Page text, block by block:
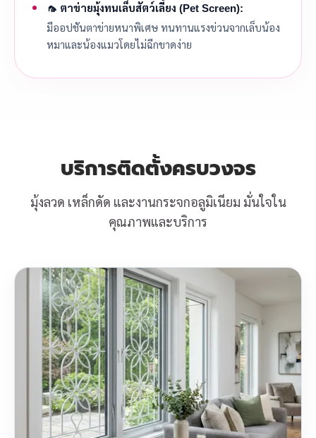
🦟 ตาข่ายมุ้งทนเล็บสัตว์เลี้ยง (Pet Screen):
มีออปชันตาข่ายหนาพิเศษ ทนทานแรงข่วนจากเล็บน้อง
หมาและน้องแมวโดยไม่ฉีกขาดง่าย
บริการติดตั้งครบวงจร
มุ้งลวด เหล็กดัด และงานกระจกอลูมิเนียม มั่นใจใน
คุณภาพและบริการ